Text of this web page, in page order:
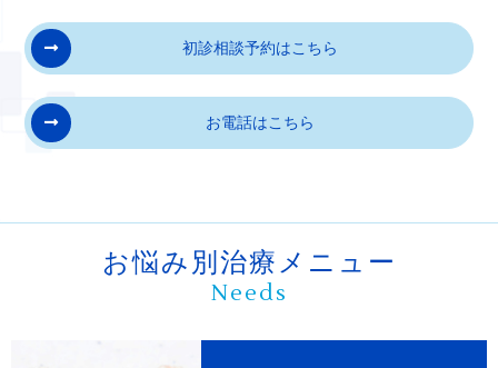
て壊死することがあります。
8
治療途中に金属等のアレルギー症状がでるこ
とがあります。
あります。
様々な問題により、当初予定した治療計画を
初診相談予約はこちら
お電話はこちら
お悩み別治療メニュー
Needs